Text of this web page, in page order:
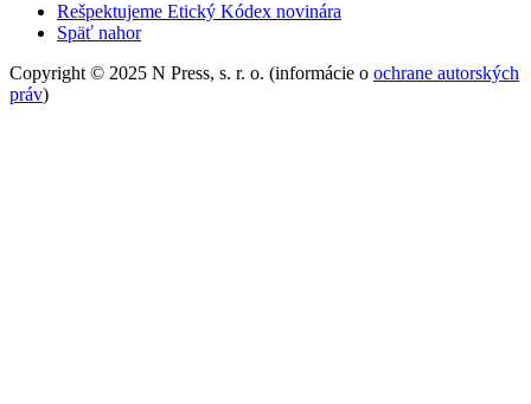
Rešpektujeme Etický Kódex novinára
Späť nahor
Copyright © 2025 N Press, s. r. o. (informácie o ochrane autorských
práv)